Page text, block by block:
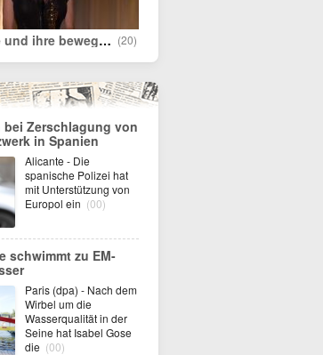
„Angelina Jolie und ihre bewegende Rede über Flüchtlinge“ (20)
bei Zerschlagung von
in Spanien
Alicante - Die
spanische Polizei hat
mit Unterstützung von
Europol ein (00)
schwimmt zu EM-
Paris (dpa) - Nach dem
Wirbel um die
Wasserqualität in der
Seine hat Isabel Gose
die (00)